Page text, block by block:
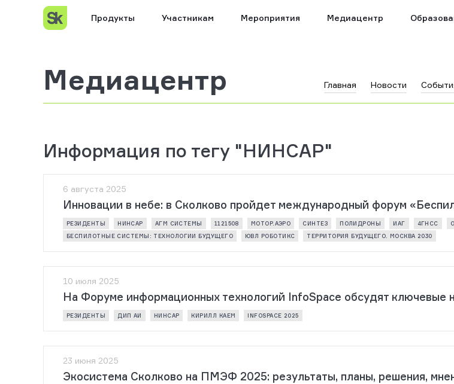
Продукты Участникам Мероприятия Медиацентр
Медиацентр Главная Новости
Информация по тегу "НИНСАР"
6 августа 2025
Инновации в небе: в Сколково пройдет международный форум
РЕЗИДЕНТЫ НИНСАР АГМ СИСТЕМЫ 1121508 МОТОР.АЭРО СИНТЕЗ ПОЛИДРОНЫ ИАГ 4ГНСС
БЕСПИЛОТНЫЕ СИСТЕМЫ: ТЕХНОЛОГИИ БУДУЩЕГО
ЮВЛ РОБОТИКС ТЕРРИТОРИЯ БУДУЩЕГО. МОСКВА 2030
10 июля 2025
На Форуме информационных технологий InfoSpace обсудят ключевые
РЕЗИДЕНТЫ ДИП АИ НИНСАР КИРИЛЛ КАЕМ INFOSPACE 2025
23 июня 2025
Экосистема Сколково на ПМЭФ 2025: результаты, планы, решения,